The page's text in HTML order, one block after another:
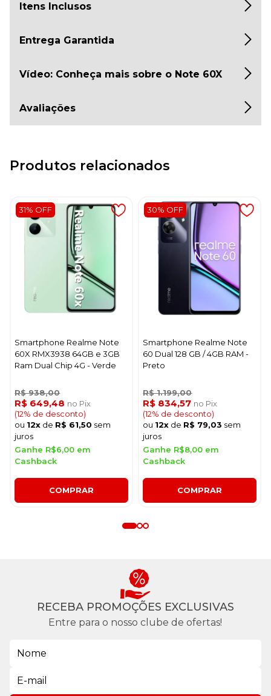
Itens Inclusos
Entrega Garantida
Vídeo: Conheça mais sobre o Note 60X
Avaliações
Produtos relacionados
31% OFF
Smartphone Realme Note
60X RMX3938 64GB e 3GB
Ram Dual Chip 4G - Verde
R$ 938,00
R$ 649,48 no Pix
(12% de desconto)
ou 12x de R$ 61,50 sem
juros
Ganhe R$6,00 em
Cashback
COMPRAR
30% OFF
Smartphone Realme Note
60 Dual 128 GB / 4GB RAM -
Preto
R$ 1.199,00
R$ 834,57 no Pix
(12% de desconto)
ou 12x de R$ 79,03 sem
juros
Ganhe R$8,00 em
Cashback
COMPRAR
RECEBA PROMOÇÕES EXCLUSIVAS
Entre para o nosso clube de ofertas!